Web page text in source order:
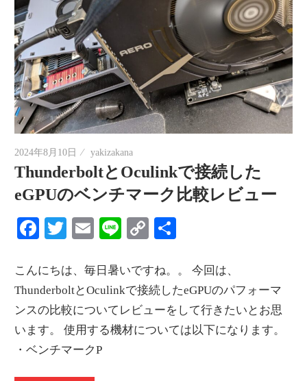
2024年8月10日 yakizakana
ThunderboltとOculinkで接続した
eGPUのベンチマーク比較レビュー
Facebook
Twitter
EmailLineCopy
こんにちは、毎日暑いですね。。 今回は、
ThunderboltとOculinkで接続したeGPUのパフォーマ
ンスの比較についてレビューをして行きたいとお思
います。 使用する機材については以下になります。
・ベンチマークP